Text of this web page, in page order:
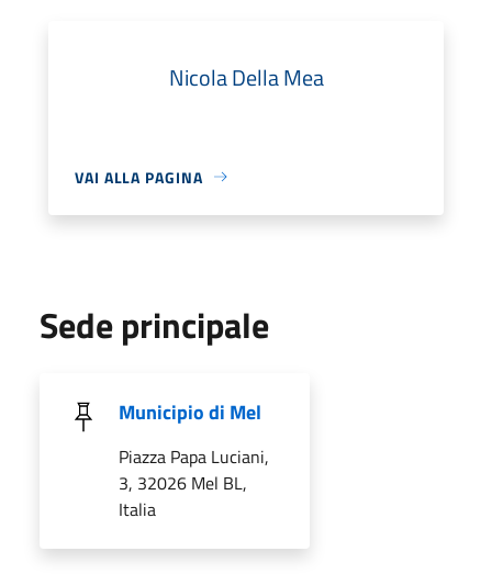
Nicola Della Mea
VAI ALLA PAGINA
Sede principale
Municipio di Mel
Piazza Papa Luciani,
3, 32026 Mel BL,
Italia